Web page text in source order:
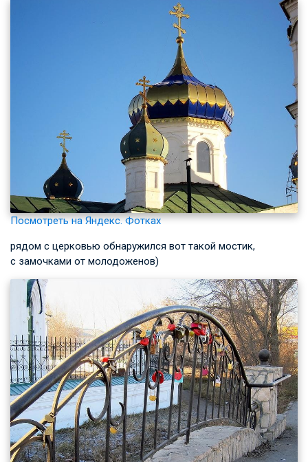
Посмотреть на Яндекс. Фотках
рядом с церковью обнаружился вот такой мостик,
с замочками от молодоженов)